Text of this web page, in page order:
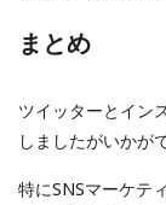
まとめ
ツイッターとイン
しましたがいかが
特にSNSマーケテ